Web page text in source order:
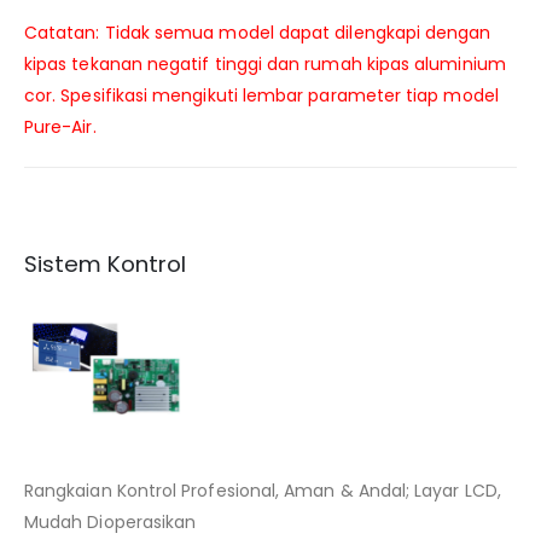
Catatan: Tidak semua model dapat dilengkapi dengan
kipas tekanan negatif tinggi dan rumah kipas aluminium
cor. Spesifikasi mengikuti lembar parameter tiap model
Pure-Air.
Sistem Kontrol
Rangkaian Kontrol Profesional, Aman & Andal; Layar LCD,
Mudah Dioperasikan